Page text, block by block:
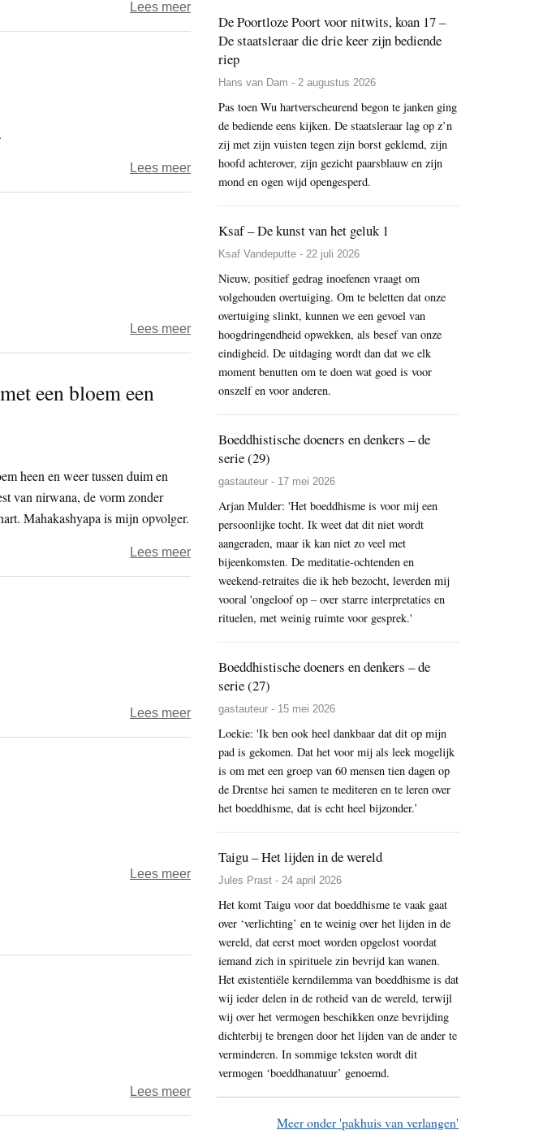
allen
slachtoffers?
Lees meerover
gemeen
gemeen?
Lees meerover
Lees meerover
expres
expres?
een bloem een
heen en weer tussen duim en
van nirwana, de vorm zonder
Mahakashyapa is mijn opvolger.
Lees meerover
Poortloze
Poort
–
Hoe
Boeddha
opvolger
Lees meerover
ervoor
kiezen
te
Lees meerover
liever
vliegtuig
Lees meerover
De Poortloze Poort voor nitwits, koan 17 –
De staatsleraar die drie keer zijn bediende
riep
Hans van Dam - 2 augustus 2026
Pas toen Wu hartverscheurend begon te janken ging
de bediende eens kijken. De staatsleraar lag op z’n
zij met zijn vuisten tegen zijn borst geklemd, zijn
hoofd achterover, zijn gezicht paarsblauw en zijn
mond en ogen wijd opengesperd.
Ksaf – De kunst van het geluk 1
Ksaf Vandeputte - 22 juli 2026
Nieuw, positief gedrag inoefenen vraagt om
volgehouden overtuiging. Om te beletten dat onze
overtuiging slinkt, kunnen we een gevoel van
hoogdringendheid opwekken, als besef van onze
eindigheid. De uitdaging wordt dan dat we elk
moment benutten om te doen wat goed is voor
onszelf en voor anderen.
Boeddhistische doeners en denkers – de
serie (29)
gastauteur - 17 mei 2026
Arjan Mulder: 'Het boeddhisme is voor mij een
persoonlijke tocht. Ik weet dat dit niet wordt
aangeraden, maar ik kan niet zo veel met
bijeenkomsten. De meditatie-ochtenden en
weekend-retraites die ik heb bezocht, leverden mij
vooral 'ongeloof op – over starre interpretaties en
rituelen, met weinig ruimte voor gesprek.'
Boeddhistische doeners en denkers – de
serie (27)
gastauteur - 15 mei 2026
Loekie: 'Ik ben ook heel dankbaar dat dit op mijn
pad is gekomen. Dat het voor mij als leek mogelijk
is om met een groep van 60 mensen tien dagen op
de Drentse hei samen te mediteren en te leren over
het boeddhisme, dat is echt heel bijzonder.’
Taigu – Het lijden in de wereld
Jules Prast - 24 april 2026
Het komt Taigu voor dat boeddhisme te vaak gaat
over ‘verlichting’ en te weinig over het lijden in de
wereld, dat eerst moet worden opgelost voordat
iemand zich in spirituele zin bevrijd kan wanen.
Het existentiële kerndilemma van boeddhisme is dat
wij ieder delen in de rotheid van de wereld, terwijl
wij over het vermogen beschikken onze bevrijding
dichterbij te brengen door het lijden van de ander te
verminderen. In sommige teksten wordt dit
vermogen ‘boeddhanatuur’ genoemd.
Meer onder 'pakhuis van verlangen'